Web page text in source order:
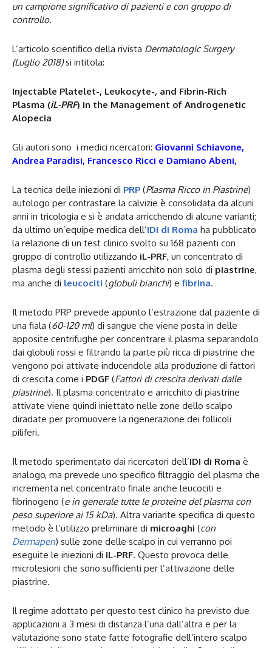
un campione significativo di pazienti e con gruppo di
controllo.
L’articolo scientifico della rivista Dermatologic Surgery
(Luglio 2018)si intitola:
Injectable Platelet-, Leukocyte-, and Fibrin-Rich
Plasma (iL-PRF) in the Management of Androgenetic
Alopecia
Gli autori sono i medici ricercatori: Giovanni Schiavone,
Andrea Paradisi, Francesco Ricci e Damiano Abeni,
La tecnica delle iniezioni di PRP (Plasma Ricco in Piastrine)
autologo per contrastare la calvizie è consolidata da alcuni
anni in tricologia e si è andata arricchendo di alcune varianti;
da ultimo un’equipe medica dell’IDI di Roma ha pubblicato
la relazione di un test clinico svolto su 168 pazienti con
gruppo di controllo utilizzando iL-PRF, un concentrato di
plasma degli stessi pazienti arricchito non solo di piastrine,
ma anche di leucociti (globuli bianchi) e fibrina.
Il metodo PRP prevede appunto l’estrazione dal paziente di
una fiala (60-120 ml) di sangue che viene posta in delle
apposite centrifughe per concentrare il plasma separandolo
dai globuli rossi e filtrando la parte più ricca di piastrine che
vengono poi attivate inducendole alla produzione di fattori
di crescita come i PDGF (Fattori di crescita derivati dalle
piastrine). Il plasma concentrato e arricchito di piastrine
attivate viene quindi iniettato nelle zone dello scalpo
diradate per promuovere la rigenerazione dei follicoli
piliferi.
Il metodo sperimentato dai ricercatori dell’IDI di Roma è
analogo, ma prevede uno specifico filtraggio del plasma che
incrementa nel concentrato finale anche leucociti e
fibrinogeno (e in generale tutte le proteine del plasma con
peso superiore ai 15 kDa). Altra variante specifica di questo
metodo è l’utilizzo preliminare di microaghi (con
Dermapen) sulle zone delle scalpo in cui verranno poi
eseguite le iniezioni di iL-PRF. Questo provoca delle
microlesioni che sono sufficienti per l’attivazione delle
piastrine.
Il regime adottato per questo test clinico ha previsto due
applicazioni a 3 mesi di distanza l’una dall’altra e per la
valutazione sono state fatte fotografie dell’intero scalpo